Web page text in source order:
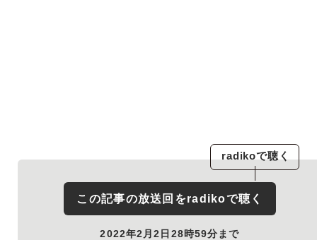
radikoで聴く
この記事の放送回をradikoで聴く
2022年2月2日28時59分まで